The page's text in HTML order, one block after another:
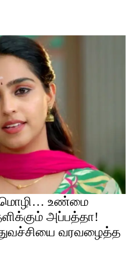
உண்மை
அப்பத்தா!
வரவழைத்த